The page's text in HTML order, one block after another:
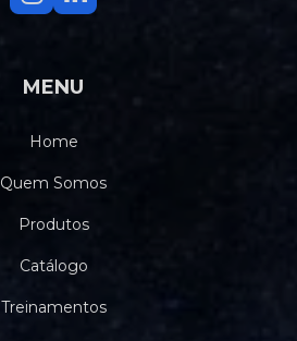
MENU
Home
Quem Somos
Produtos
Catálogo
Treinamentos